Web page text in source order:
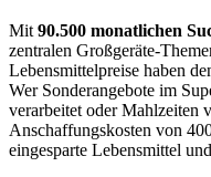
Mit 90.500 monatlichen
zentralen Großgeräte-
Lebensmittelpreise haben
Wer Sonderangebote im
verarbeitet oder Mahlzeiten
Anschaffungskosten von
eingesparte Lebensmittel